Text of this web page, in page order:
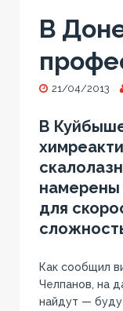
В
21/04/2013
В
намерены
для
Как сообщил
Челпанов, на
найдут —